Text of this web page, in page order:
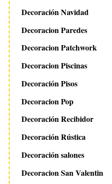
Decoración Navidad
Decoracion Paredes
Decoracion Patchwork
Decoracion Piscinas
Decoración Pisos
Decoracion Pop
Decoración Recibidor
Decoración Rústica
Decoración salones
Decoracion San Valentin